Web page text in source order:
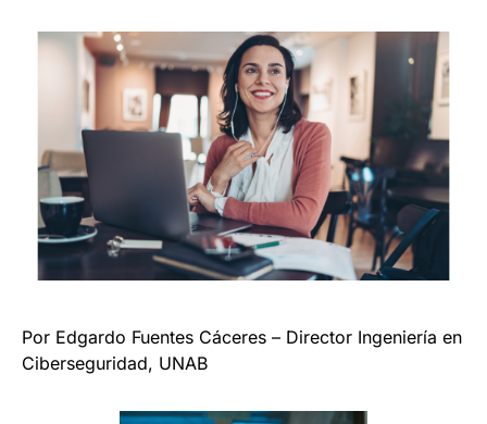
Por Edgardo Fuentes Cáceres – Director Ingeniería en
Ciberseguridad, UNAB